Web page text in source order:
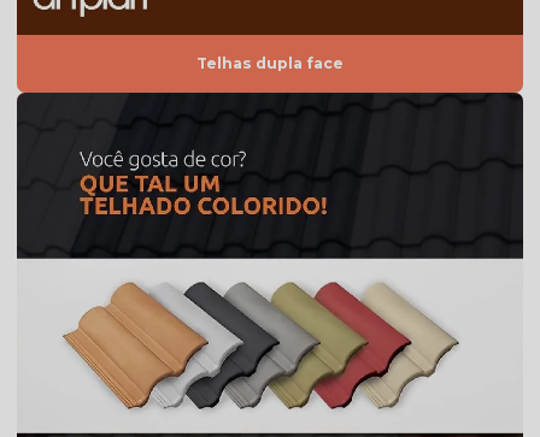
Telha americana valor
Telha de barro preço
Telha de barro preço m2
Telha de barro preço unidade
Telha de barro quadrada
Telha de barro romana
Telha branca
Telha branca americana
Telhas dupla face